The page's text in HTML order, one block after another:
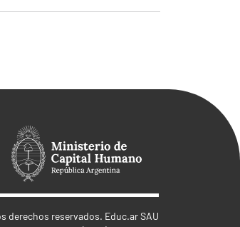
derechos reservados. Educ.ar SAU